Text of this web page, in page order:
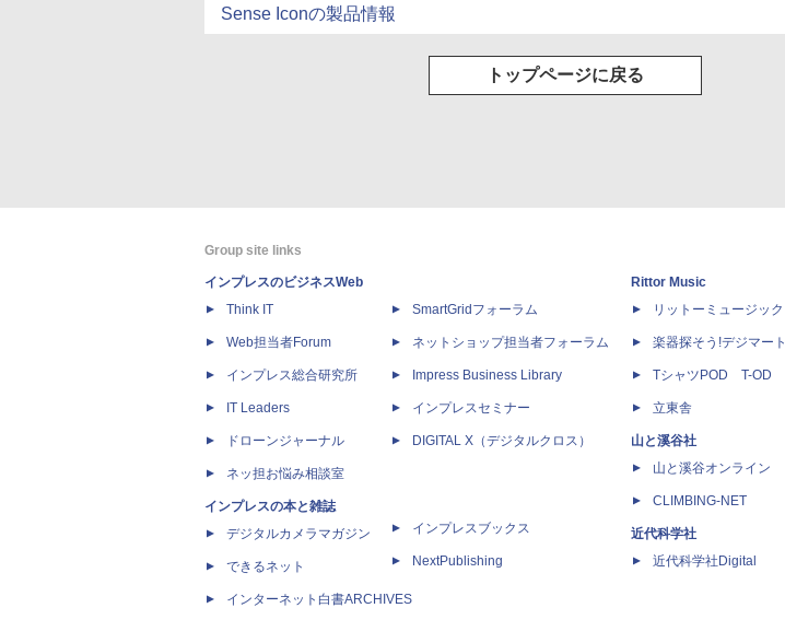
Sense Iconの製品情報
トップページに戻る
Group site links
インプレスのビジネスWeb
Think IT
Web担当者Forum
インプレス総合研究所
IT Leaders
ドローンジャーナル
ネッ担お悩み相談室
インプレスの本と雑誌
デジタルカメラマガジン
できるネット
インターネット白書ARCHIVES
SmartGridフォーラム
ネットショップ担当者フォーラム
Impress Business Library
インプレスセミナー
DIGITAL X（デジタルクロス）
インプレスブックス
NextPublishing
Rittor Music
リットーミュージック
楽器探そう!デジマート
TシャツPOD T-OD
立東舎
山と溪谷社
山と溪谷オンライン
CLIMBING-NET
近代科学社
近代科学社Digital